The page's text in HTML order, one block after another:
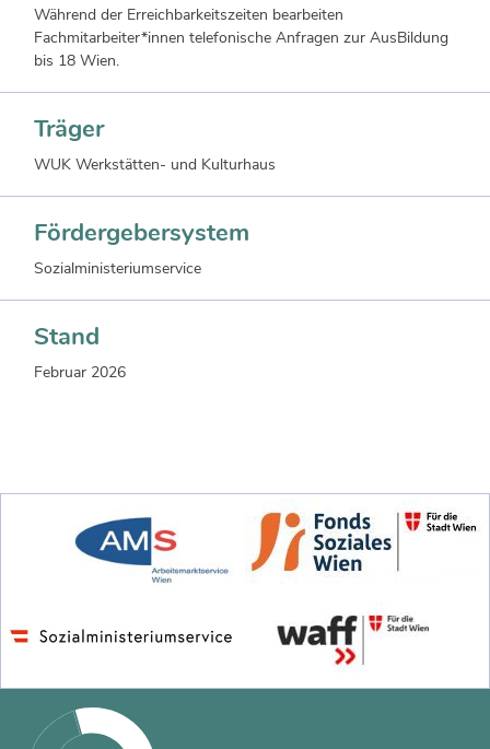
Während der Erreichbarkeitszeiten bearbeiten
Fachmitarbeiter*innen telefonische Anfragen zur AusBildung
bis 18 Wien.
Träger
WUK Werkstätten- und Kulturhaus
Fördergebersystem
Sozialministeriumservice
Stand
Februar 2026